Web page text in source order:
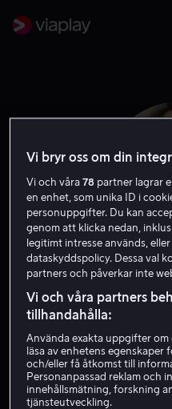
Vi bryr oss om din
Vi och våra78 partner lagrar
en enhet, som unika ID i
personuppgifter. Du kan
genom att klicka nedan,
legitimt intresse används,
dataskyddspolicy. Dessa val
partners och påverkar inte
Vi och våra partners
tillhandahålla:
Använda exakta uppgifter
läsa av enhetens
och/eller få åtkomst till
Personanpassad reklam och
innehållsmätning, forskning
tjänsteutveckling.